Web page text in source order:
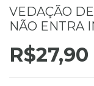
VEDAÇÃO
NÃO ENTRA
R$27,90